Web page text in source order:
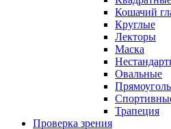
Кошачий
Круглые
Лекторы
Маска
Овальные
Трапеция
Проверка зрения